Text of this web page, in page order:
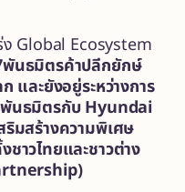
ง Global Ecosystem
พันธมิตรค้าปลีกยักษ์
และยังอยู่ระหว่างการ
พันธมิตรกับHyundai
ริมสร้างความพิเศษ
ชาวไทยและชาวต่าง
)